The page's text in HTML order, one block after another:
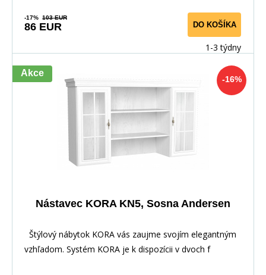
-17% 103 EUR
86 EUR DO KOŠÍKA
1-3 týdny
-16%
Akce
Nástavec KORA KN5, Sosna Andersen
Štýlový nábytok KORA vás zaujme svojím elegantným
vzhľadom. Systém KORA je k dispozícii v dvoch f